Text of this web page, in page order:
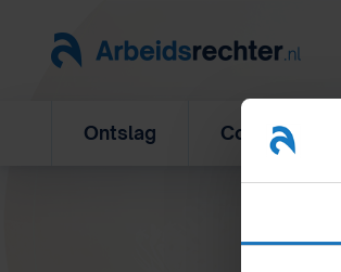
inhoud
Ontslag